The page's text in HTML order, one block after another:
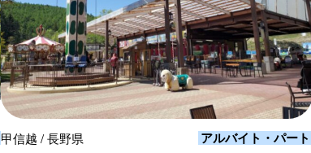
甲信越 / 長野県 アルバイト・パート